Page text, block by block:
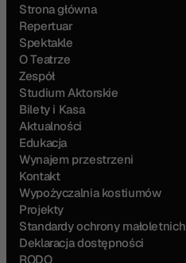
Strona główna
Repertuar
Spektakle
O Teatrze
Zespół
Studium Aktorskie
Bilety i Kasa
Aktualności
Edukacja
Wynajem przestrzeni
Kontakt
Wypożyczalnia kostiumów
Projekty
Standardy ochrony małoletnich
Deklaracja dostępności
RODO